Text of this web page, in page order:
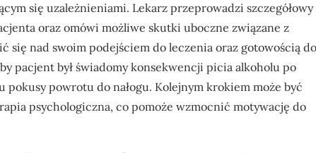
się uzależnieniami. Lekarz przeprowadzi szczegółowy
oraz omówi możliwe skutki uboczne związane z
się nad swoim podejściem do leczenia oraz gotowością do
pacjent był świadomy konsekwencji picia alkoholu po
pokusy powrotu do nałogu. Kolejnym krokiem może być
psychologiczna, co pomoże wzmocnić motywację do